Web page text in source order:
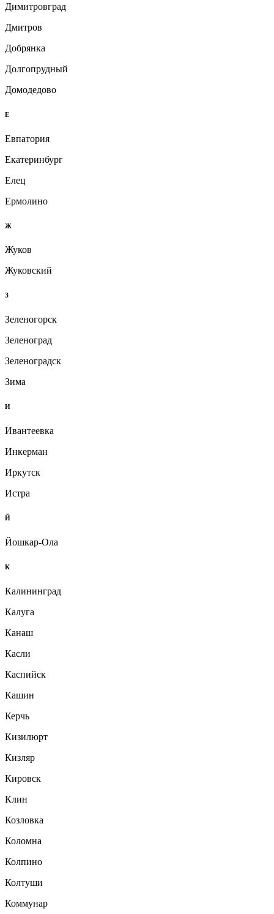
Димитровград
Дмитров
Добрянка
Долгопрудный
Домодедово
Е
Евпатория
Екатеринбург
Елец
Ермолино
Ж
Жуков
Жуковский
З
Зеленогорск
Зеленоград
Зеленоградск
Зима
И
Ивантеевка
Инкерман
Иркутск
Истра
Й
Йошкар-Ола
К
Калининград
Калуга
Канаш
Касли
Каспийск
Кашин
Керчь
Кизилюрт
Кизляр
Кировск
Клин
Козловка
Коломна
Колпино
Колтуши
Коммунар